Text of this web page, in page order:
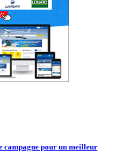
campagne pour un meilleur